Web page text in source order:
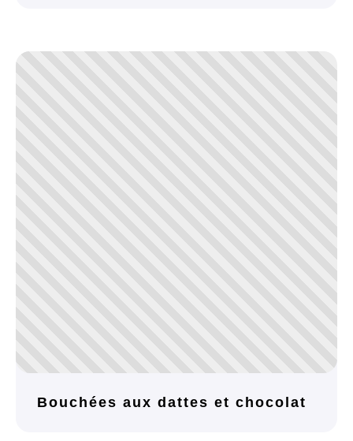
Bouchées aux dattes et chocolat